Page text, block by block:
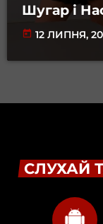
Шугар і
today 12 ЛИПНЯ,
СЛУХАЙ